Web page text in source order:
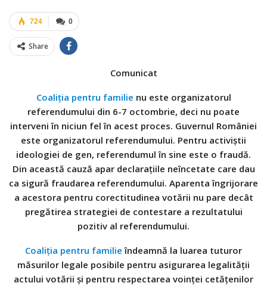
0
724
Share
Comunicat
Coaliția pentru familie nu este organizatorul
referendumului din 6-7 octombrie, deci nu poate
interveni în niciun fel în acest proces. Guvernul României
este organizatorul referendumului. Pentru activiștii
ideologiei de gen, referendumul în sine este o fraudă.
Din această cauză apar declarațiile neîncetate care dau
ca sigură fraudarea referendumului. Aparenta îngrijorare
a acestora pentru corectitudinea votării nu pare decât
pregătirea strategiei de contestare a rezultatului
pozitiv al referendumului.
Coaliția pentru familie îndeamnă la luarea tuturor
măsurilor legale posibile pentru asigurarea legalității
actului votării și pentru respectarea voinței cetățenilor